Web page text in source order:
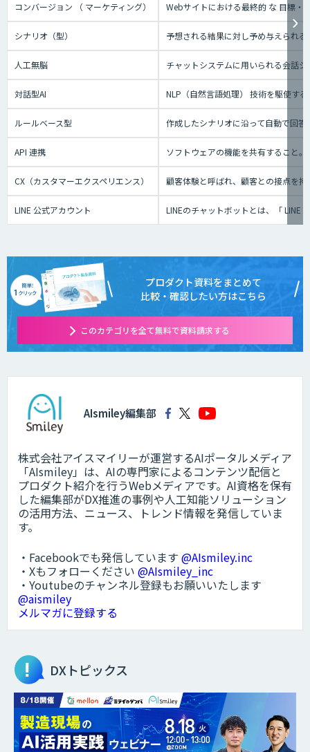
コンバージョン （ マーケティング） Webサイトにおける最終的 な 目標・
シナリオ（型） 予想される結果に対し予め与えられ
人工無脳 チャットシステムに用いられる会話
対話型AI NLP（自然言語処理） 技術を駆使す
ルールベース型 作成したシナリオに沿って自動で回
API 連携 ソフトウェアの機能を共有すること
CX（カスタマーエクスペリエンス） 顧客体験と呼ばれ、顧客との接点を
LINE 公式アカウント LINEのチャットボットとは、「 LINE
プロダクト資料をまとめて
比較・確認したい方はこちら
このカテゴリを全て無料で資料請求する
AIsmiley編集部
株式会社アイスマイリーが運営するAIポータルメディア
「AIsmiley」は、AIの専門家によるコンテンツ配信と
プロダクト紹介を行うWebメディアです。AI資格を保有
した編集部がDX推進の事例や人工知能ソリューション
の活用方法、ニュース、トレンド情報を発信していま
す。
・Facebookでも発信しています @AIsmiley.inc
・Xもフォローください @AIsmiley_inc
・Youtubeのチャンネル登録もお願いいたします
@aismiley
メルマガに登録する
DXトピックス